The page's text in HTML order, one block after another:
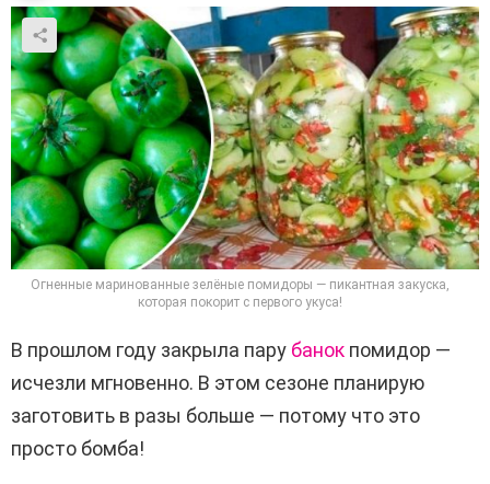
Огненные маринованные зелёные помидоры — пикантная закуска,
которая покорит с первого укуса!
В прошлом году закрыла пару банок помидор —
исчезли мгновенно. В этом сезоне планирую
заготовить в разы больше — потому что это
просто бомба!